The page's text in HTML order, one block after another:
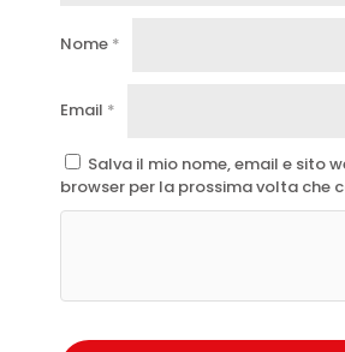
Nome *
Email *
Salva il mio nome, email e sito
browser per la prossima volta che